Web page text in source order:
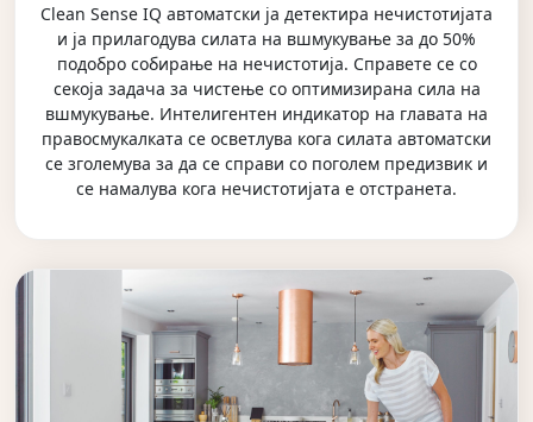
Clean Sense IQ автоматски ја детектира нечистотијата
и ја прилагодува силата на вшмукување за до 50%
подобро собирање на нечистотија. Справете се со
секоја задача за чистење со оптимизирана сила на
вшмукување. Интелигентен индикатор на главата на
правосмукалката се осветлува кога силата автоматски
се зголемува за да се справи со поголем предизвик и
се намалува кога нечистотијата е отстранета.